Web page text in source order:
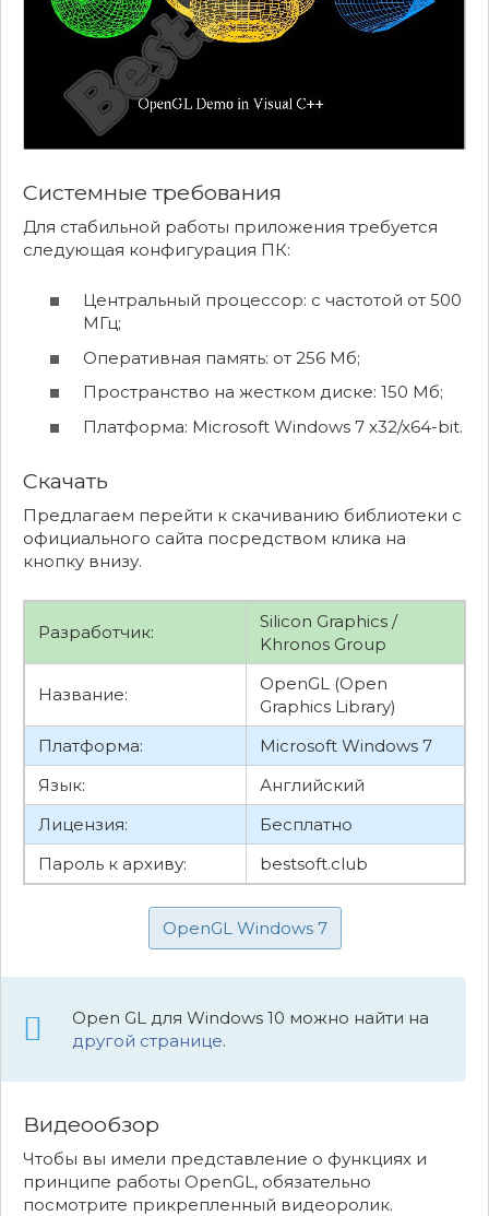
Системные требования
Для стабильной работы приложения требуется
следующая конфигурация ПК:
Центральный процессор: с частотой от 500
МГц;
Оперативная память: от 256 Мб;
Пространство на жестком диске: 150 Мб;
Платформа: Microsoft Windows 7 x32/x64-bit.
Скачать
Предлагаем перейти к скачиванию библиотеки с
официального сайта посредством клика на
кнопку внизу.
Разработчик:
Silicon Graphics /
Khronos Group
Название:
OpenGL (Open
Graphics Library)
Платформа:
Microsoft Windows 7
Язык:
Английский
Лицензия:
Бесплатно
Пароль к архиву:
bestsoft.club
OpenGL Windows 7
Open GL для Windows 10 можно найти на
другой странице.
Видеообзор
Чтобы вы имели представление о функциях и
принципе работы OpenGL, обязательно
посмотрите прикрепленный видеоролик.